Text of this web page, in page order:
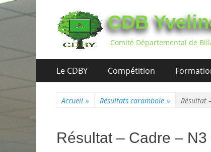
CDB
Comité Départemental de
Premier
menu
Le CDBY Compétition
Accueil » Résultats carambole » Résultat
Résultat – Cadre –